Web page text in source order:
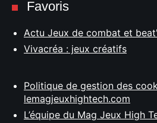
Favoris
Actu Jeux de combat et
Vivacréa : jeux créatifs
Politique de gestion des
lemagjeuxhightech.com
L’équipe du Mag Jeux High